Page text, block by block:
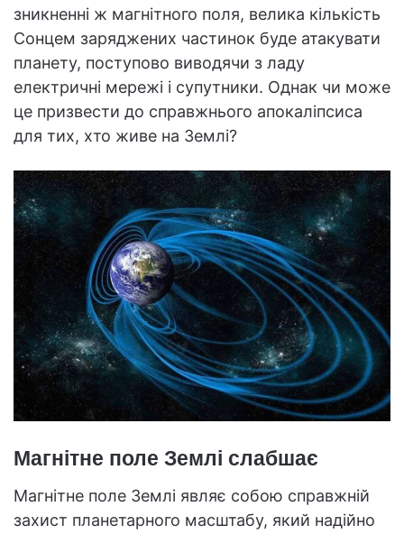
зникненні ж магнітного поля, велика кількість
Сонцем заряджених частинок буде атакувати
планету, поступово виводячи з ладу
електричні мережі і супутники. Однак чи може
це призвести до справжнього апокаліпсиса
для тих, хто живе на Землі?
Магнітне поле Землі слабшає
Магнітне поле Землі являє собою справжній
захист планетарного масштабу, який надійно